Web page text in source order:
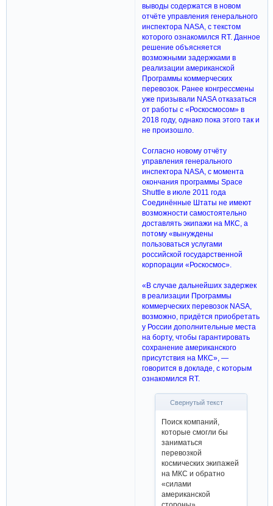
выводы содержатся в новом
отчёте управления генерального
инспектора NASA, с текстом
которого ознакомился RT. Данное
решение объясняется
возможными задержками в
реализации американской
Программы коммерческих
перевозок. Ранее конгрессмены
уже призывали NASA отказаться
от работы с «Роскосмосом» в
2018 году, однако пока этого так и
не произошло.
Согласно новому отчёту
управления генерального
инспектора NASA, с момента
окончания программы Space
Shuttle в июле 2011 года
Соединённые Штаты не имеют
возможности самостоятельно
доставлять экипажи на МКС, а
потому «вынуждены
пользоваться услугами
российской государственной
корпорации «Роскосмос».
«В случае дальнейших задержек
в реализации Программы
коммерческих перевозок NASA,
возможно, придётся приобретать
у России дополнительные места
на борту, чтобы гарантировать
сохранение американского
присутствия на МКС», —
говорится в докладе, с которым
ознакомился RT.
Свернутый текст
Поиск компаний,
которые смогли бы
заниматься
перевозкой
космических экипажей
на МКС и обратно
«силами
американской